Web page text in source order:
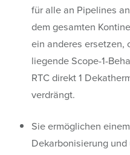
für alle an Pipelines
dem gesamten
ein anderes ersetzen,
liegende Scope-1-
RTC direkt 1
verdrängt.
Sie ermöglichen
Dekarbonisierung